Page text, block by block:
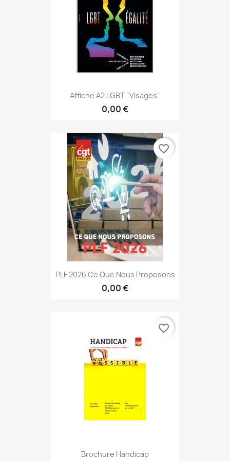
Affiche A2 LGBT "visages"
0,00 €
PLF 2026 Ce Que Nous Proposons
0,00 €
favorite_border
Brochure Handicap
favorite_border